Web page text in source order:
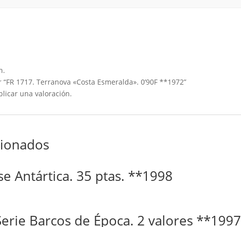
1717. Terranova «Costa Esmeralda». 0’90F **1972”
una valoración.
Antártica. 35 ptas. **1998
Barcos de Época. 2 valores **1997